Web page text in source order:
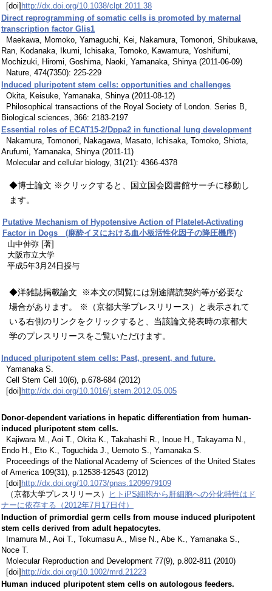
[doi]http://dx.doi.org/10.1038/clpt.2011.38
Direct reprogramming of somatic cells is promoted by maternal
transcription factor Glis1
Maekawa, Momoko, Yamaguchi, Kei, Nakamura, Tomonori, Shibukawa,
Ran, Kodanaka, Ikumi, Ichisaka, Tomoko, Kawamura, Yoshifumi,
Mochizuki, Hiromi, Goshima, Naoki, Yamanaka, Shinya (2011-06-09)
Nature, 474(7350): 225-229
Induced pluripotent stem cells: opportunities and challenges
Okita, Keisuke, Yamanaka, Shinya (2011-08-12)
Philosophical transactions of the Royal Society of London. Series B,
Biological sciences, 366: 2183-2197
Essential roles of ECAT15-2/Dppa2 in functional lung development
Nakamura, Tomonori, Nakagawa, Masato, Ichisaka, Tomoko, Shiota,
Arufumi, Yamanaka, Shinya (2011-11)
Molecular and cellular biology, 31(21): 4366-4378
◆博士論文 ※クリックすると、国立国会図書館サーチに移動し
ます。
Putative Mechanism of Hypotensive Action of Platelet-Activating
Factor in Dogs (麻酔イヌにおける血小板活性化因子の降圧機序)
山中伸弥 [著]
大阪市立大学
平成5年3月24日授与
◆洋雑誌掲載論文 ※本文の閲覧には別途購読契約等が必要な
場合があります。 ※（京都大学プレスリリース）と表示されて
いる右側のリンクをクリックすると、当該論文発表時の京都大
学のプレスリリースをご覧いただけます。
Induced pluripotent stem cells: Past, present, and future.
Yamanaka S.
Cell Stem Cell 10(6), p.678-684 (2012)
[doi]http://dx.doi.org/10.1016/j.stem.2012.05.005
Donor-dependent variations in hepatic differentiation from human-
induced pluripotent stem cells.
Kajiwara M., Aoi T., Okita K., Takahashi R., Inoue H., Takayama N.,
Endo H., Eto K., Toguchida J., Uemoto S., Yamanaka S.
Proceedings of the National Academy of Sciences of the United States
of America 109(31), p.12538-12543 (2012)
[doi]http://dx.doi.org/10.1073/pnas.1209979109
（京都大学プレスリリース）
ヒトiPS細胞から肝細胞への分化特性はド
ナーに依存する（2012年7月17日付）
Induction of primordial germ cells from mouse induced pluripotent
stem cells derived from adult hepatocytes.
Imamura M., Aoi T., Tokumasu A., Mise N., Abe K., Yamanaka S.,
Noce T.
Molecular Reproduction and Development 77(9), p.802-811 (2010)
[doi]http://dx.doi.org/10.1002/mrd.21223
Human induced pluripotent stem cells on autologous feeders.